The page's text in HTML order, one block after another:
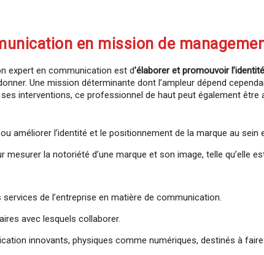
en mission de
expert en communication est d’élaborer et promouvoir
Une mission déterminante dont l’ampleur dépend
interventions, ce professionnel de haut peut également
améliorer l’identité et le positionnement de la marque au sein
mesurer la notoriété d’une marque et son image, telle qu’elle
de l’entreprise en matière de communication.
avec lesquels collaborer.
innovants, physiques comme numériques, destinés à
lors de
nos réunions
de transition, le portage
Participez à l'une de nos
et laissez-vous guider par